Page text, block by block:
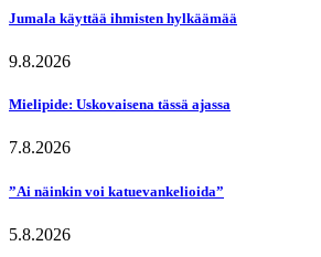
Jumala käyttää ihmisten hylkäämää
9.8.2026
Mielipide: Uskovaisena tässä ajassa
7.8.2026
”Ai näinkin voi katuevankelioida”
5.8.2026